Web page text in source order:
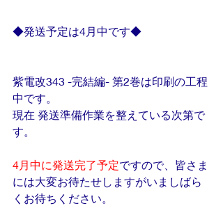
◆発送予定は4月中です◆
紫電改343 -完結編- 第2巻は印刷の工程
中です。
現在 発送準備作業を整えている次第で
す。
4月中に発送完了予定ですので、皆さま
には大変お待たせしますがいましばら
くお待ちください。